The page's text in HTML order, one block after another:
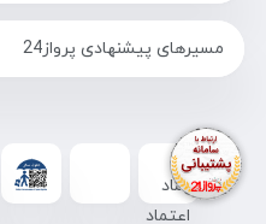
مسیرهای پیشنهادی پرواز24